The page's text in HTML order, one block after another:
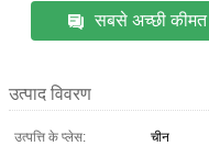
सबसे अच्छी कीमत
उत्पाद विवरण
उत्पत्ति के प्लेस:
चीन